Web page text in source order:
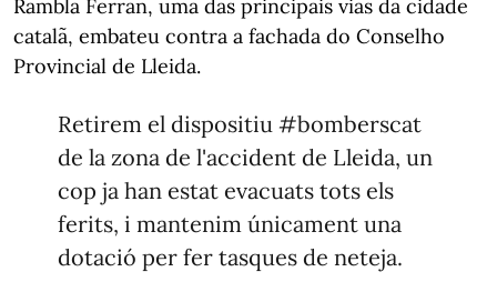
Rambla Ferran, uma das principais vias da cidade
catalã, embateu contra a fachada do Conselho
Provincial de Lleida.
Retirem el dispositiu #bomberscat
de la zona de l'accident de Lleida, un
cop ja han estat evacuats tots els
ferits, i mantenim únicament una
dotació per fer tasques de neteja.